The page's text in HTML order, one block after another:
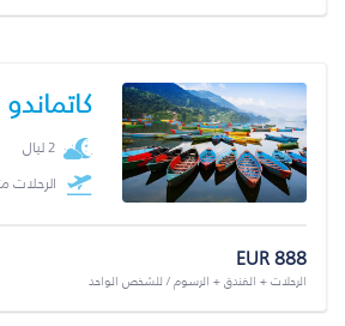
كاتماندو
2 ليال
الرحلات
EUR 888
الرحلات + الفندق + الرسوم / للشخص الواحد